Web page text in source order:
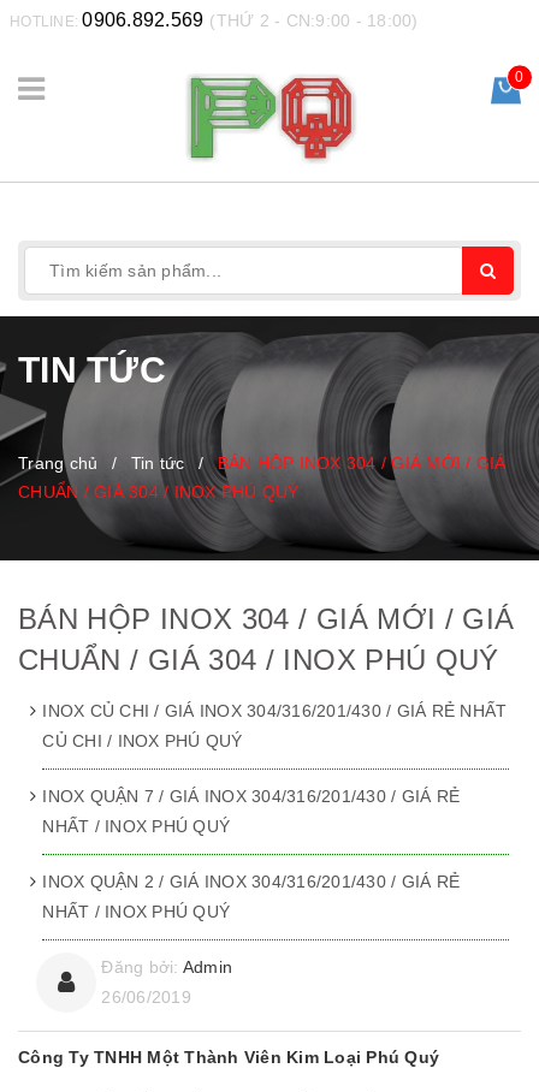
HOTLINE:0906.892.569 (THỨ 2 - CN:9:00 - 18:00)
0
TIN TỨC
Trang chủ / Tin tức /
BÁN HỘP INOX 304 / GIÁ MỚI / GIÁ
CHUẨN / GIÁ 304 / INOX PHÚ QUÝ
BÁN HỘP INOX 304 / GIÁ MỚI / GIÁ
CHUẨN / GIÁ 304 / INOX PHÚ QUÝ
INOX CỦ CHI / GIÁ INOX 304/316/201/430 / GIÁ RẺ NHẤT
CỦ CHI / INOX PHÚ QUÝ
INOX QUẬN 7 / GIÁ INOX 304/316/201/430 / GIÁ RẺ
NHẤT / INOX PHÚ QUÝ
INOX QUẬN 2 / GIÁ INOX 304/316/201/430 / GIÁ RẺ
NHẤT / INOX PHÚ QUÝ
Đăng bởi: Admin
26/06/2019
Công Ty TNHH Một Thành Viên Kim Loại Phú Quý